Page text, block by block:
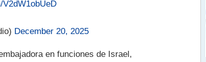
December 20, 2025
en funciones de Israel,